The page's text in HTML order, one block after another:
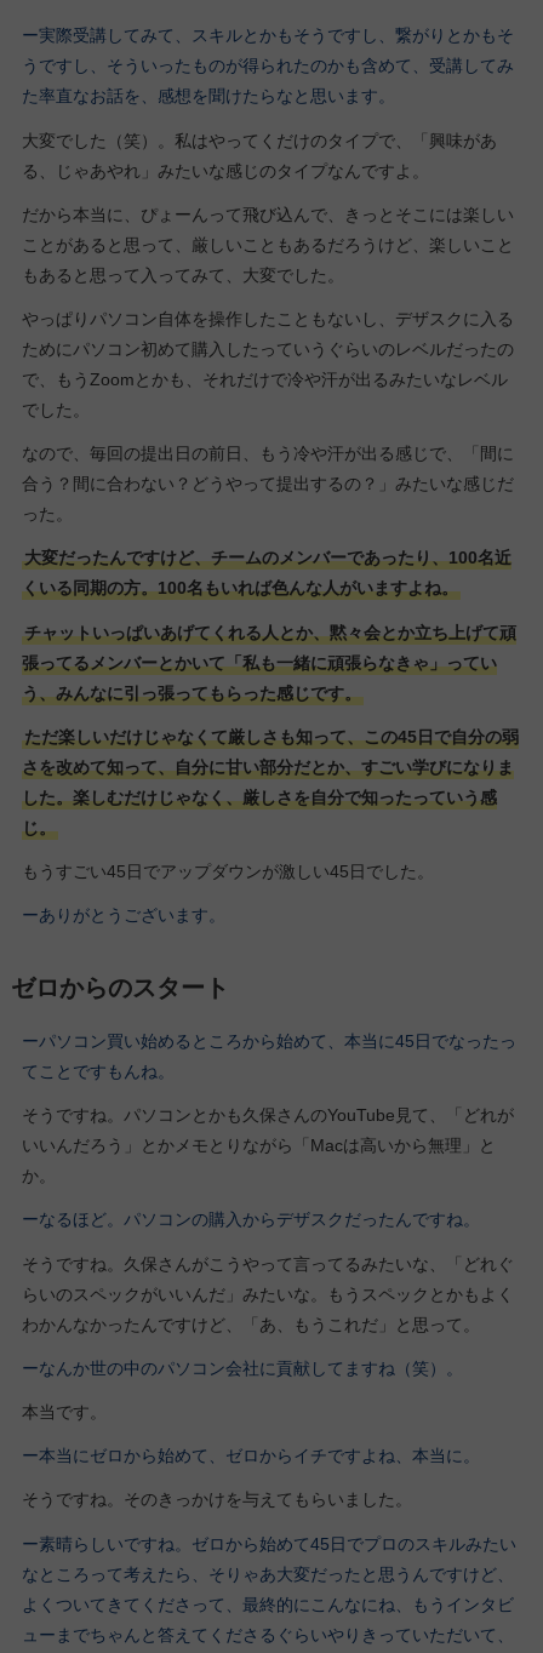
ー実際受講してみて、スキルとかもそうですし、繋がりとかもそ
うですし、そういったものが得られたのかも含めて、受講してみ
た率直なお話を、感想を聞けたらなと思います。
大変でした（笑）。私はやってくだけのタイプで、「興味があ
る、じゃあやれ」みたいな感じのタイプなんですよ。
だから本当に、ぴょーんって飛び込んで、きっとそこには楽しい
ことがあると思って、厳しいこともあるだろうけど、楽しいこと
もあると思って入ってみて、大変でした。
やっぱりパソコン自体を操作したこともないし、デザスクに入る
ためにパソコン初めて購入したっていうぐらいのレベルだったの
で、もうZoomとかも、それだけで冷や汗が出るみたいなレベル
でした。
なので、毎回の提出日の前日、もう冷や汗が出る感じで、「間に
合う？間に合わない？どうやって提出するの？」みたいな感じだ
った。
大変だったんですけど、チームのメンバーであったり、100名近
くいる同期の方。100名もいれば色んな人がいますよね。
チャットいっぱいあげてくれる人とか、黙々会とか立ち上げて頑
張ってるメンバーとかいて「私も一緒に頑張らなきゃ」ってい
う、みんなに引っ張ってもらった感じです。
ただ楽しいだけじゃなくて厳しさも知って、この45日で自分の弱
さを改めて知って、自分に甘い部分だとか、すごい学びになりま
した。楽しむだけじゃなく、厳しさを自分で知ったっていう感
じ。
もうすごい45日でアップダウンが激しい45日でした。
ーありがとうございます。
ゼロからのスタート
ーパソコン買い始めるところから始めて、本当に45日でなったっ
てことですもんね。
そうですね。パソコンとかも久保さんのYouTube見て、「どれが
いいんだろう」とかメモとりながら「Macは高いから無理」と
か。
ーなるほど。パソコンの購入からデザスクだったんですね。
そうですね。久保さんがこうやって言ってるみたいな、「どれぐ
らいのスペックがいいんだ」みたいな。もうスペックとかもよく
わかんなかったんですけど、「あ、もうこれだ」と思って。
ーなんか世の中のパソコン会社に貢献してますね（笑）。
本当です。
ー本当にゼロから始めて、ゼロからイチですよね、本当に。
そうですね。そのきっかけを与えてもらいました。
ー素晴らしいですね。ゼロから始めて45日でプロのスキルみたい
なところって考えたら、そりゃあ大変だったと思うんですけど、
よくついてきてくださって、最終的にこんなにね、もうインタビ
ューまでちゃんと答えてくださるぐらいやりきっていただいて、